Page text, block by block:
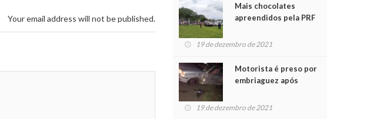
Your email address will not be published.
Mais chocolates
apreendidos pela PRF
crianças no Natal
19 de dezembro de 2021
Motorista é preso por
embriaguez após
feridos
19 de dezembro de 2021